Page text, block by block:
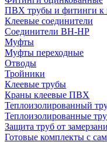
ПВХ трубы и фитинги к
Клеевые соединители
Соединители ВН-НР
Муфты
Муфты переходные
Отводы
Тройники
Клеевые трубы
Краны клеевые ПВХ
Теплоизолированный
Теплоизолированные
Защита труб от
Готовые комплекты с